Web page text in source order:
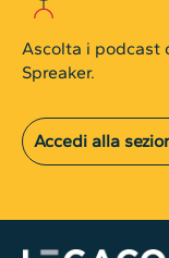
Ascolta i podcast
Spreaker.
Accedi alla